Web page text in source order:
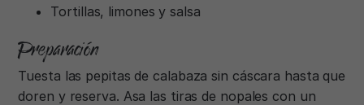
Tortillas, limones y salsa
Preparación
Tuesta las pepitas de calabaza sin cáscara hasta que
doren y reserva. Asa las tiras de nopales con un